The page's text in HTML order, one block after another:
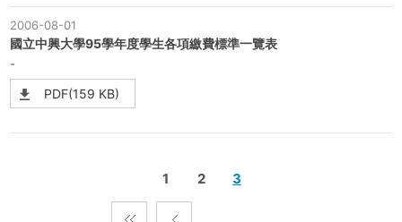
2006-08-01
國立中興大學95學年度學生各項繳費標準一覽表
-
PDF(159 KB)
1 2 3